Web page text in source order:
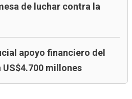
de luchar contra la
apoyo financiero del
millones